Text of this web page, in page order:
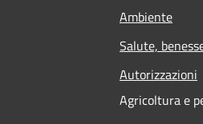
Ambiente
Salute,
Autorizzazioni
Agricoltura e